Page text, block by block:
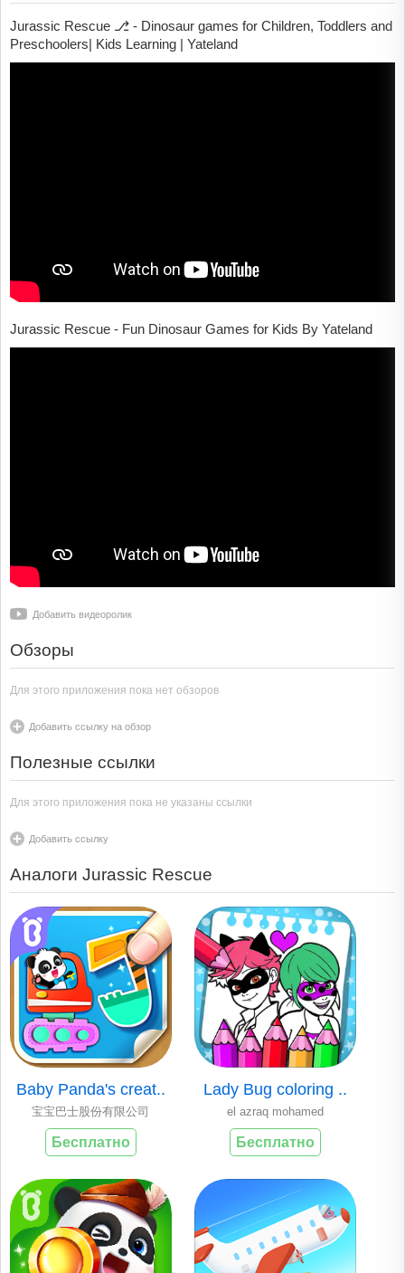
Jurassic Rescue ⎇ - Dinosaur games for Children, Toddlers and
Preschoolers| Kids Learning | Yateland
Jurassic Rescue - Fun Dinosaur Games for Kids By Yateland
Добавить видеоролик
Обзоры
Для этого приложения пока нет обзоров
Добавить ссылку на обзор
Полезные ссылки
Для этого приложения пока не указаны ссылки
Добавить ссылку
Аналоги Jurassic Rescue
Baby Panda's creat..
宝宝巴士股份有限公司
Бесплатно
Lady Bug coloring ..
el azraq mohamed
Бесплатно